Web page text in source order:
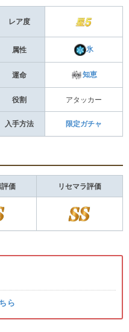
レア度
属性 氷
運命 知恵
役割 アタッカー
入手方法 限定ガチャ
価 リセマラ評価
ら